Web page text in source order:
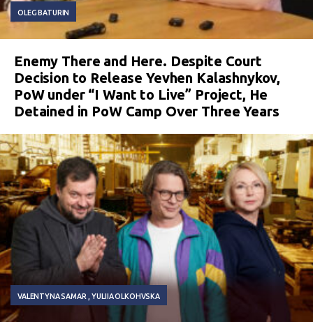
OLEG BATURIN
Enemy There and Here. Despite Court
Decision to Release Yevhen Kalashnykov,
PoW under “I Want to Live” Project, He
Detained in PoW Camp Over Three Years
VALENTYNA SAMAR YULIIA OLKOHVSKA